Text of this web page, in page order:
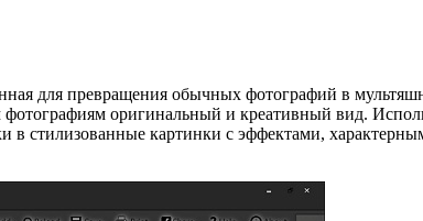
для превращения обычных фотографий в
оригинальный и креативный вид.
в стилизованные картинки с эффектами,